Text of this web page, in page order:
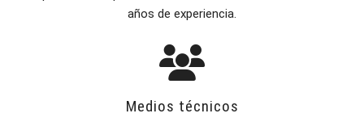
años de experiencia.
Medios técnicos